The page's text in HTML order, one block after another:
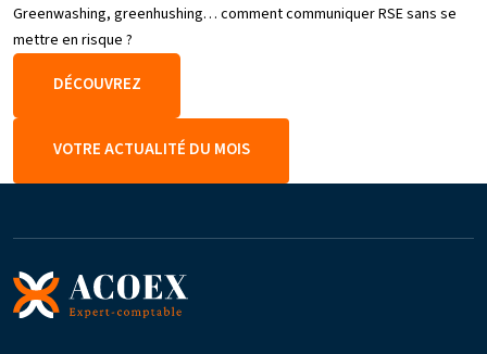
Greenwashing, greenhushing… comment communiquer RSE sans se
mettre en risque ?
DÉCOUVREZ
VOTRE ACTUALITÉ DU MOIS